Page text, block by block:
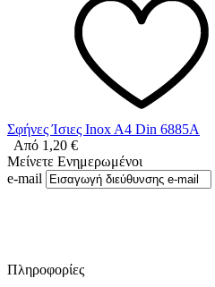
Σφήνες Ίσιες Inox A4 Din 6885A
Από 1,20 €
Μείνετε Ενημερωμένοι
e-mail
Πληροφορίες